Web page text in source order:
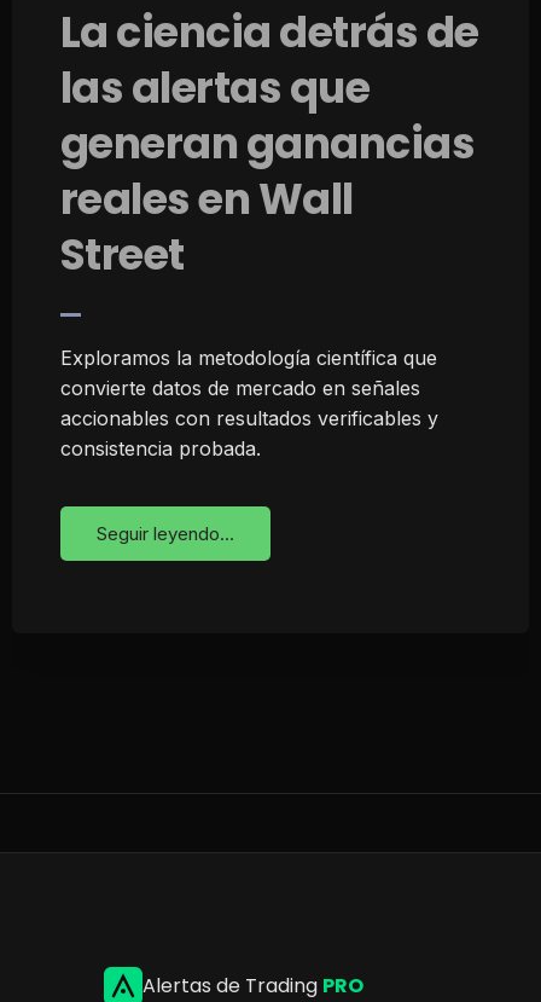
La ciencia detrás de
las alertas que
generan ganancias
reales en Wall
Street
Exploramos la metodología científica que
convierte datos de mercado en señales
accionables con resultados verificables y
consistencia probada.
Seguir leyendo...
Alertas de Trading PRO